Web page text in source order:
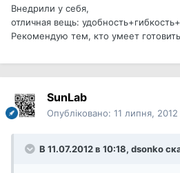
Внедрили у себя,
отличная вещь:
Рекомендую тем, кто умеет
SunLab
Опубліковано: 11 липня, 2012
В 11.07.2012 в 10:18, dsonko